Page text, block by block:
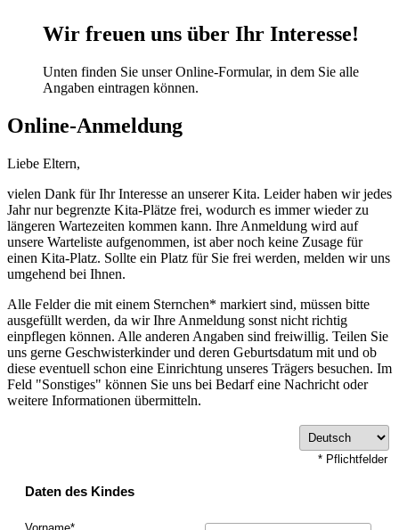
Wir freuen uns über Ihr Interesse!
Unten finden Sie unser Online-Formular, in dem Sie alle
Angaben eintragen können.
Online-Anmeldung
Liebe Eltern,
vielen Dank für Ihr Interesse an unserer Kita. Leider haben wir jedes
Jahr nur begrenzte Kita-Plätze frei, wodurch es immer wieder zu
längeren Wartezeiten kommen kann. Ihre Anmeldung wird auf
unsere Warteliste aufgenommen, ist aber noch keine Zusage für
einen Kita-Platz. Sollte ein Platz für Sie frei werden, melden wir uns
umgehend bei Ihnen.
Alle Felder die mit einem Sternchen* markiert sind, müssen bitte
ausgefüllt werden, da wir Ihre Anmeldung sonst nicht richtig
einpflegen können. Alle anderen Angaben sind freiwillig. Teilen Sie
uns gerne Geschwisterkinder und deren Geburtsdatum mit und ob
diese eventuell schon eine Einrichtung unseres Trägers besuchen. Im
Feld "Sonstiges" können Sie uns bei Bedarf eine Nachricht oder
weitere Informationen übermitteln.